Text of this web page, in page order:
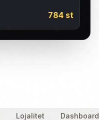
784 st
Lojalitet Dashboard